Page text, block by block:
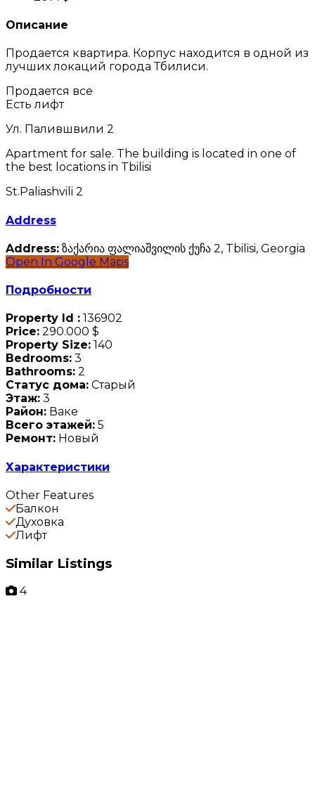
Описание
Продается квартира. Корпус находится в одной из
лучших локаций города Тбилиси.
Продается все
Есть лифт
Ул. Палившвили 2
Apartment for sale. The building is located in one of
the best locations in Tbilisi
St.Paliashvili 2
Address
Address: ზაქარია ფალიაშვილის ქუჩა 2, Tbilisi, Georgia
Open In Google Maps
Подробности
Property Id : 136902
Price: 290.000 $
Property Size: 140
Bedrooms: 3
Bathrooms: 2
Статус дома: Старый
Этаж: 3
Район: Ваке
Всего этажей: 5
Ремонт: Новый
Характеристики
Other Features
Балкон
Духовка
Лифт
Similar Listings
4